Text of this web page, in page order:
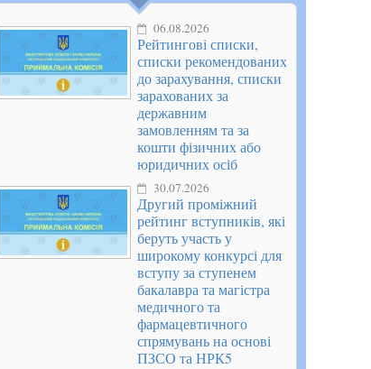
06.08.2026
Рейтингові списки,
списки рекомендованих
до зарахування, списки
зарахованих за
державним
замовленням та за
кошти фізичних або
юридичних осіб
30.07.2026
Другий проміжний
рейтинг вступників, які
беруть участь у
широкому конкурсі для
вступу за ступенем
бакалавра та магістра
медичного та
фармацевтичного
спрямувань на основі
ПЗСО та НРК5